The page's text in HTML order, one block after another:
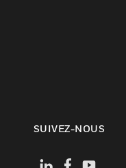
SUIVEZ-NOUS